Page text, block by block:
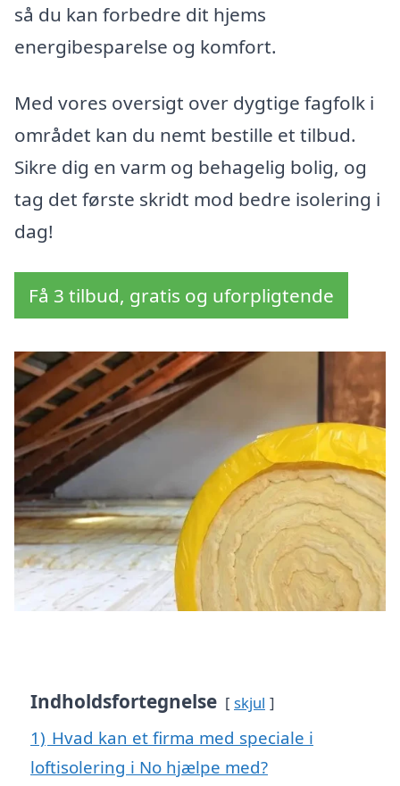
så du kan forbedre dit hjems
energibesparelse og komfort.
Med vores oversigt over dygtige fagfolk i
området kan du nemt bestille et tilbud.
Sikre dig en varm og behagelig bolig, og
tag det første skridt mod bedre isolering i
dag!
Få 3 tilbud, gratis og uforpligtende
Indholdsfortegnelse skjul
1) Hvad kan et firma med speciale i
loftisolering i No hjælpe med?